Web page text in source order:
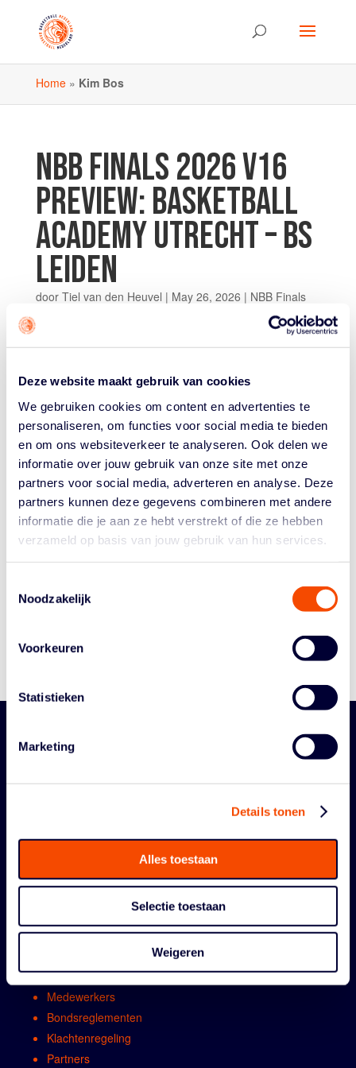
Deze website maakt gebruik van cookies
We gebruiken cookies om content en advertenties te
personaliseren, om functies voor social media te bieden
en om ons websiteverkeer te analyseren. Ook delen we
informatie over jouw gebruik van onze site met onze
partners voor social media, adverteren en analyse. Deze
partners kunnen deze gegevens combineren met andere
informatie die je aan ze hebt verstrekt of die ze hebben
verzameld op basis van jouw gebruik van hun services.
Noodzakelijk
Voorkeuren
Statistieken
Marketing
Details tonen
Alles toestaan
Selectie toestaan
Weigeren
Home» Kim Bos
NBB FINALS 2026 V16
PREVIEW: BASKETBALL
ACADEMY UTRECHT – BS
LEIDEN
door Tiel van den Heuvel | May 26, 2026 | NBB Finals
Op zaterdag 30 mei spelen de Basketball Academy
Utrecht en de meiden van BS Leiden een bijzonder
is namelijk een rematch van de finale om de Basketball
Cup. Utrecht gaat voor de dubbel – Leiden wil dat...
Historie
Bestuur En Commissies
Reglementen
Algemene vergadring
Comissies en werkgroepen
Medewerkers
Bondsreglementen
Klachtenregeling
Partners